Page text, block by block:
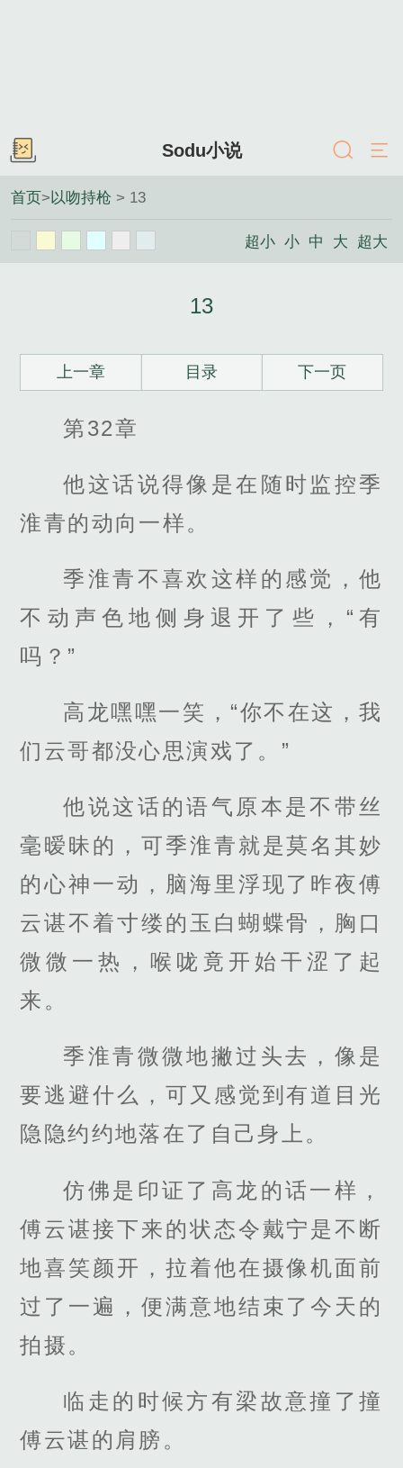
Sodu小说
首页> 以吻持枪 > 13
超小 小 中 大 超大
13
上一章 目录 下一页
第32章
他这话说得像是在随时监控季
淮青的动向一样。
季淮青不喜欢这样的感觉，他
不动声色地侧身退开了些，“有
吗？”
高龙嘿嘿一笑，“你不在这，我
们云哥都没心思演戏了。”
他说这话的语气原本是不带丝
毫暧昧的，可季淮青就是莫名其妙
的心神一动，脑海里浮现了昨夜傅
云谌不着寸缕的玉白蝴蝶骨，胸口
微微一热，喉咙竟开始干涩了起
来。
季淮青微微地撇过头去，像是
要逃避什么，可又感觉到有道目光
隐隐约约地落在了自己身上。
仿佛是印证了高龙的话一样，
傅云谌接下来的状态令戴宁是不断
地喜笑颜开，拉着他在摄像机面前
过了一遍，便满意地结束了今天的
拍摄。
临走的时候方有梁故意撞了撞
傅云谌的肩膀。